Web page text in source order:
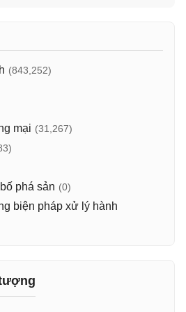
(843,252)
mại (31,267)
phá sản (0)
biện pháp xử lý hành